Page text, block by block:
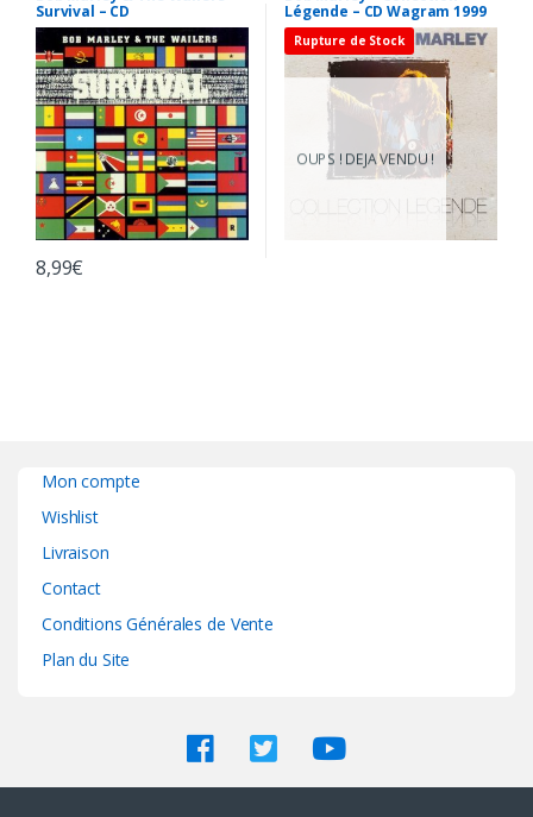
Survival – CD
8,99€
Légende – CD Wagram 1999
Rupture de Stock
OUPS ! DEJA VENDU !
Mon compte
Wishlist
Livraison
Contact
Conditions Générales de Vente
Plan du Site